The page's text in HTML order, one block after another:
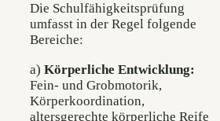
Die Schulfähigkeitsprüfung
umfasst in der Regel folgende
Bereiche:
a) Körperliche Entwicklung:
Fein- und Grobmotorik,
Körperkoordination,
altersgerechte körperliche Reife